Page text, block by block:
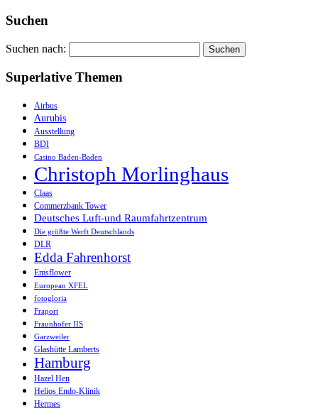
Suchen
Suchen nach:
Superlative Themen
Airbus
Aurubis
Ausstellung
BDI
Casino Baden-Baden
Christoph Morlinghaus
Claas
Commerzbank Tower
Deutsches Luft-und Raumfahrtzentrum
Die größte Werft Deutschlands
DLR
Edda Fahrenhorst
Emsflower
European XFEL
fotogloria
Fraport
Fraunhofer IIS
Garzweiler
Glashütte Lamberts
Hamburg
Hazel Hen
Helios Endo-Klinik
Hermes